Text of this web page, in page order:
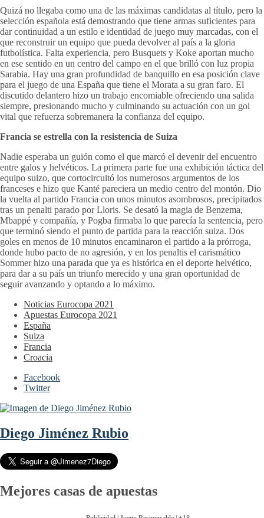
Quizá no llegaba como una de las máximas candidatas al título, pero la
selección española está demostrando que tiene armas suficientes para
dar continuidad a un estilo e identidad de juego muy marcadas, con el
que reconstruir un equipo que pueda devolver al país a la gloria
futbolística. Falta experiencia, pero Busquets y Koke aportan mucho
en ese sentido en un centro del campo en el que brilló con luz propia
Sarabia. Hay una gran profundidad de banquillo en esa posición clave
para el juego de una España que tiene el Morata a su gran faro. El
discutido delantero hizo un trabajo encomiable ofreciendo una salida
siempre, presionando mucho y culminando su actuación con un gol
vital que refuerza sobremanera la confianza del equipo.
Francia se estrella con la resistencia de Suiza
Nadie esperaba un guión como el que marcó el devenir del encuentro
entre galos y helvéticos. La primera parte fue una exhibición táctica del
equipo suizo, que cortocircuitó los numerosos argumentos de los
franceses e hizo que Kanté pareciera un medio centro del montón. Dio
la vuelta al partido Francia con unos minutos asombrosos, precipitados
tras un penalti parado por Lloris. Se desató la magia de Benzema,
Mbappé y compañía, y Pogba firmaba lo que parecía la sentencia, pero
que terminó siendo el punto de partida para la reacción suiza. Dos
goles en menos de 10 minutos encaminaron el partido a la prórroga,
donde hubo pacto de no agresión, y en los penaltis el carismático
Sommer hizo una parada que ya es histórica en el deporte helvético,
para dar a su país un triunfo merecido y una gran oportunidad de
seguir avanzando y optando a lo máximo.
Noticias Eurocopa 2021
Apuestas Eurocopa 2021
España
Suiza
Francia
Croacia
Facebook
Twitter
Diego Jiménez Rubio
Mejores casas de apuestas